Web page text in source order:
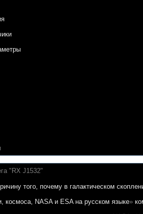
"RX J1532"
того, почему в галактическом
космоса, NASA и ESA на русском языке»